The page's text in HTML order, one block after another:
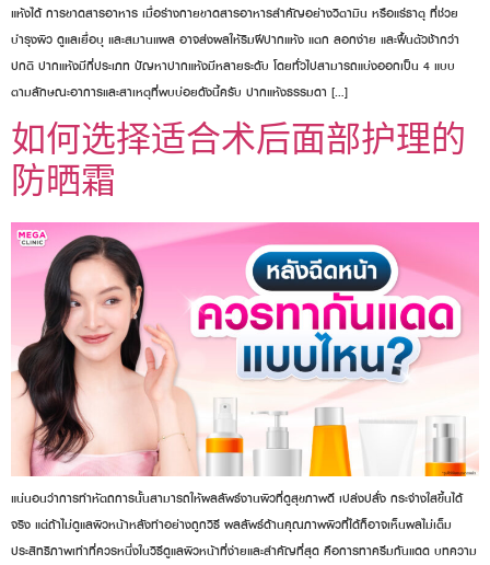
แห้งได้ การขาดสารอาหาร เมื่อร่างกายขาดสารอาหารสำคัญอย่างวิตามิน หรือแร่ธาตุ ที่ช่วย
บำรุงผิว ดูแลเยื่อบุ และสมานแผล อาจส่งผลให้ริมฝีปากแห้ง แตก ลอกง่าย และฟื้นตัวช้ากว่า
ปกติ ปากแห้งมีกี่ประเภท ปัญหาปากแห้งมีหลายระดับ โดยทั่วไปสามารถแบ่งออกเป็น 4 แบบ
ตามลักษณะอาการและสาเหตุที่พบบ่อยดังนี้ครับ ปากแห้งธรรมดา […]
如何选择适合术后面部护理的
防晒霜
แน่นอนว่าการทำหัตถการนั้นสามารถให้ผลลัพธ์งานผิวที่ดูสุขภาพดี เปล่งปลั่ง กระจ่างใสขึ้นได้
จริง แต่ถ้าไม่ดูแลผิวหน้าหลังทำอย่างถูกวิธี ผลลัพธ์ด้านคุณภาพผิวที่ได้ก็อาจเห็นผลไม่เต็ม
ประสิทธิภาพเท่าที่ควรหนึ่งในวิธีดูแลผิวหน้าที่ง่ายและสำคัญที่สุด คือการทาครีมกันแดด บทความ